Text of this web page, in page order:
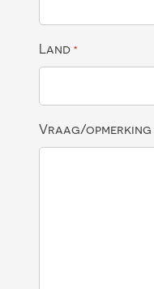
Land *
Vraag/opmerking